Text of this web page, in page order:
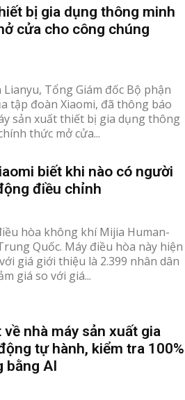
bị gia dụng thông minh
cửa cho công chúng
Tổng Giám đốc Bộ phận
tập đoàn Xiaomi, đã thông báo
sản xuất thiết bị gia dụng thông
thức mở cửa...
biết khi nào có người
điều chỉnh
hòa không khí Mijia Human-
Quốc. Máy điều hòa này hiện
giá giới thiệu là 2.399 nhân dân
giá so với giá...
nhà máy sản xuất gia
tự hành, kiểm tra 100%
bằng AI